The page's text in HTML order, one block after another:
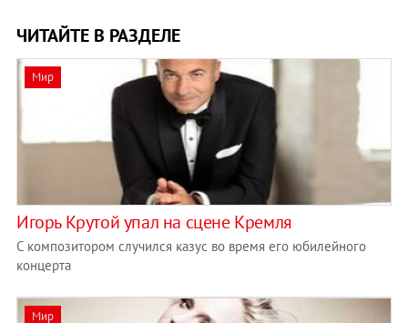
ЧИТАЙТЕ В РАЗДЕЛЕ
Мир
Игорь Крутой упал на сцене Кремля
С композитором случился казус во время его юбилейного
концерта
Мир